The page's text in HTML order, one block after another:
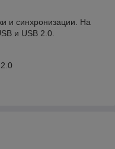
и синхронизации. На
и USB 2.0.